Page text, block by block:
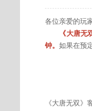
各位亲爱的玩
《大唐
钟。 如果在预
《大唐无双》